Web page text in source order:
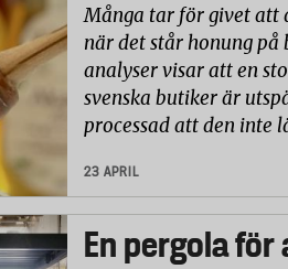
Många tar för givet att
när det står honung på
analyser visar att en
svenska butiker är
processad att den inte
23 APRIL
En pergola för